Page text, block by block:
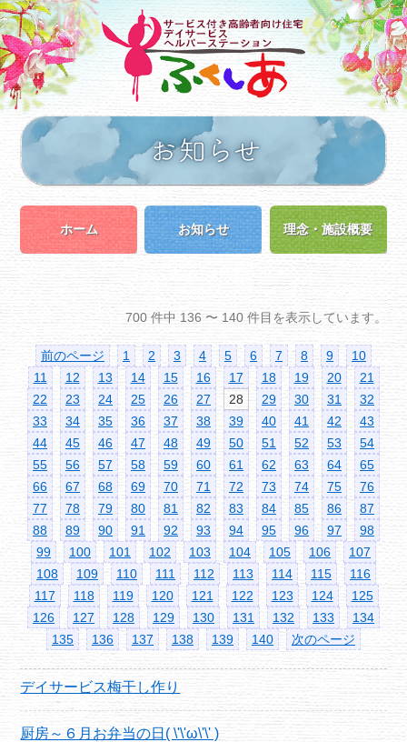
ホーム お知らせ 理念・施設概要
700 件中 136 〜 140 件目を表示しています。
前のページ 1 2 3 4 5 6 7 8 9
10
11
12 13 14 15 16 17 18 19 20
21
22
23 24 25 26 27 28 29 30 31
32
33
34 35 36 37 38 39 40 41 42
43
44
45 46 47 48 49 50 51 52 53
54
55
56 57 58 59 60 61 62 63 64
65
66
67 68 69 70 71 72 73 74 75
76
77
78 79 80 81 82 83 84 85 86
87
88
89 90 91 92 93 94 95 96 97
98
99
100 101 102 103 104 105 106
107
108
109 110 111 112 113 114 115
116
117
118 119 120 121 122 123 124
125
126
127 128 129 130 131 132 133
134
135
136 137 138 139 140 次のページ
デイサービス梅干し作り
厨房～６月お弁当の日( \'\'ω\'\' )